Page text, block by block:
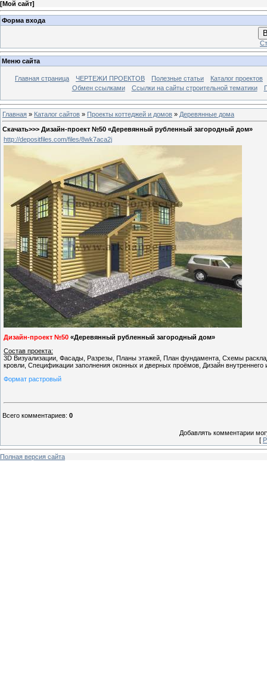
[Мой сайт]
Форма входа
Меню сайта
Главная страница ЧЕРТЕЖИ ПРОЕКТОВ Полезные статьи
Каталог проектов
Обмен ссылками
Ссылки на сайты строительной тематики
Главная » Каталог сайтов » Проекты коттеджей и домов » Деревянные дома
Скачать>>> Дизайн-проект №50 «Деревянный рубленный загородный дом»
http://depositfiles.com/files/8wk7aca2j
Дизайн-проект №50 «Деревянный рубленный загородный дом»
Состав проекта:
3D Визуализации, Фасады, Разрезы, Планы этажей, План фундамента, Схемы
кровли, Спецификации заполнения оконных и дверных проёмов, Дизайн внутреннего
Формат растровый
Всего комментариев: 0
Добавлять комментарии
[
Полная версия сайта